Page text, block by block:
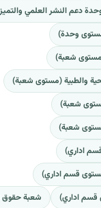
دعم النشر العلمي
وحدة)
(مستوى شعبة)
والطبية (مستوى شعبة)
شعبة)
شعبة)
اداري)
قسم اداري)
قسم اداري)
شعبة حقوق